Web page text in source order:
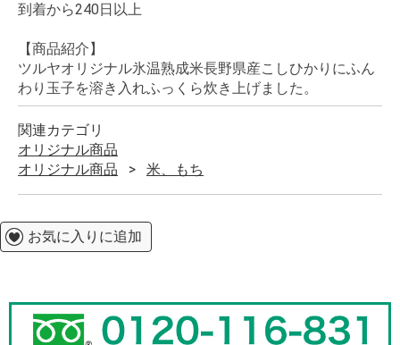
到着から240日以上
【商品紹介】
ツルヤオリジナル氷温熟成米長野県産こしひかりにふん
わり玉子を溶き入れふっくら炊き上げました。
関連カテゴリ
オリジナル商品
オリジナル商品
米、もち
お気に入りに追加